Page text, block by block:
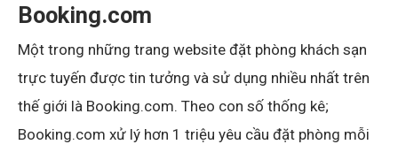
Booking.com
Một trong những trang website đặt phòng khách sạn
trực tuyến được tin tưởng và sử dụng nhiều nhất trên
thế giới là Booking.com. Theo con số thống kê;
Booking.com xử lý hơn 1 triệu yêu cầu đặt phòng mỗi